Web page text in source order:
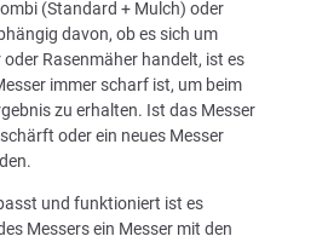
(Standard + Mulch) oder
davon, ob es sich um
Rasenmäher handelt, ist es
immer scharf ist, um beim
zu erhalten. Ist das Messer
oder ein neues Messer
und funktioniert ist es
Messers ein Messer mit den